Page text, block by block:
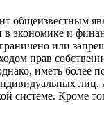
общеизвестным
экономике и
или
прав
иметь более
системе. Кроме